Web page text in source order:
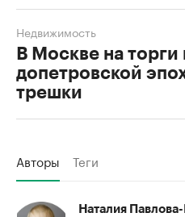
В Москве на
допетровской
трешки
Недвижимость
Авторы Теги
Наталия